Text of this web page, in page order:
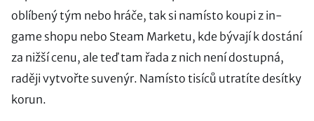
oblíbený tým nebo hráče, tak si namísto koupi z in-
game shopu nebo Steam Marketu, kde bývají k dostání
za nižší cenu, ale teď tam řada z nich není dostupná,
raději vytvořte suvenýr. Namísto tisíců utratíte desítky
korun.